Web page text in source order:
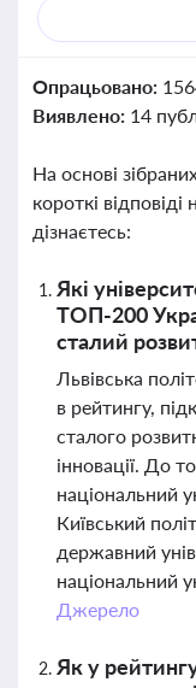
Опрацьовано:
Виявлено: 14
На основі
короткі
дізнаєтесь:
Які
ТОП-200
сталий
Львівська
в рейтингу,
сталого
інновації. До
національний
Київський
державний
національний
Джерело
Як у